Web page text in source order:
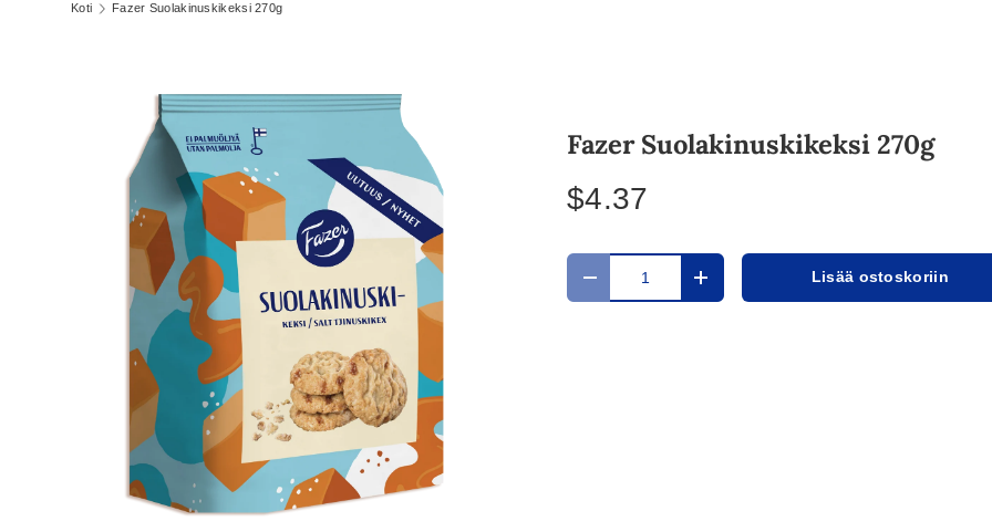
Koti Fazer Suolakinuskikeksi 270g
Fazer Suolakinuskikeksi 270g
$4.37
Määrä
Translation missing: fi.cart.items.decrease_quantity
Translation missing:Lisää ostoskoriin